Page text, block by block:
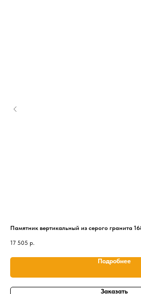
Памятник вертикальный из серого гранита
17 505 р.
Подробнее
Заказать